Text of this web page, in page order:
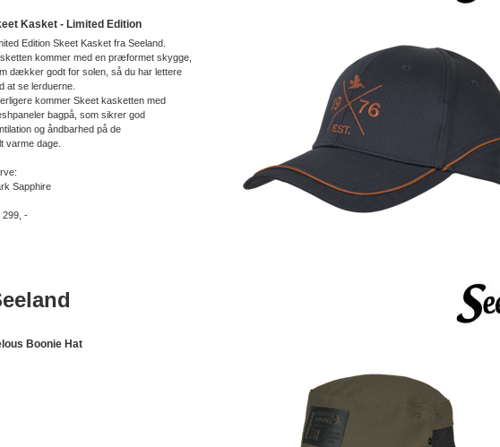
Kasket - Limited Edition
Edition Skeet Kasket fra Seeland.
kommer med en præformet skygge,
dækker godt for solen, så du har lettere
at se lerduerne.
kommer Skeet kasketten med
bagpå, som sikrer god
og åndbarhed på de
varme dage.
Sapphire
299, -
Boonie Hat